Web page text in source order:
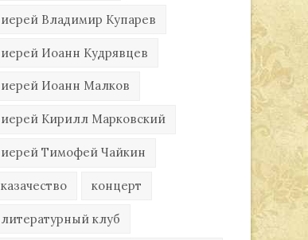
иерей Владимир Купарев
иерей Иоанн Кудрявцев
иерей Иоанн Малков
иерей Кирилл Марковский
иерей Тимофей Чайкин
казачество концерт
литературный клуб